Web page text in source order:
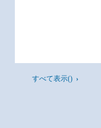
すべて表示()